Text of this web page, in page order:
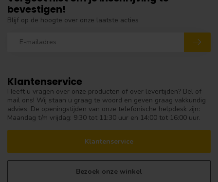
Klantenservice
Heeft u vragen over onze producten of over levertijden? Bel of
mail ons! Wij staan u graag te woord en geven graag vakkundig
advies. De openingstijden van onze telefonische helpdesk zijn:
Maandag t/m vrijdag: 9:30 tot 11:30 uur en 14:00 tot 16:00 uur.
Klantenservice
Bezoek onze winkel
bevestigen!
Blijf op de hoogte over onze laatste acties